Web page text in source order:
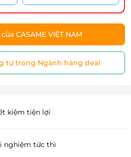
CASAME VIỆT NAM
tự trong Ngành hàng deal
kiệm tiện lợi
nghiệm tức thì